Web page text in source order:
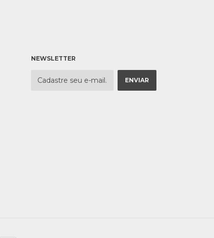
NEWSLETTER